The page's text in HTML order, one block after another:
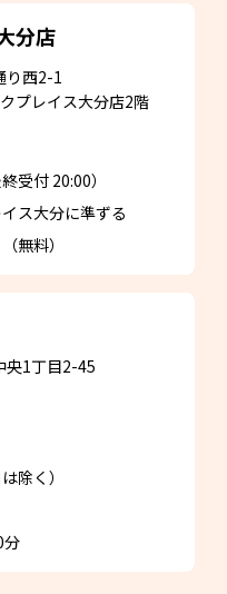
分店
り西2-1
プレイス大分店2階
終受付 20:00）
ス大分に準ずる
（無料）
央1丁目2-45
除く）
分